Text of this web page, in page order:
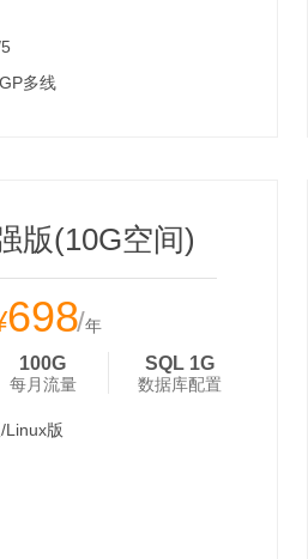
多线
版(10G空间)
698/年
100G
每月流量
SQL 1G
数据库配置
Linux版